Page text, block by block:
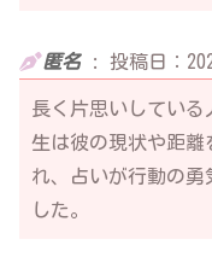
匿名: 投稿日：
長く片思いしてい
生は彼の現状や距離
れ、占いが行動の
した。